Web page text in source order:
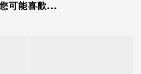
可能喜歡...